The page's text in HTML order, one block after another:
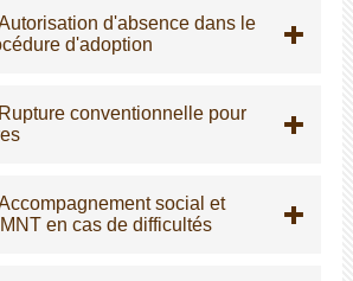
d'absence dans le
d'adoption
Rupture conventionnelle pour
social et
en cas de difficultés